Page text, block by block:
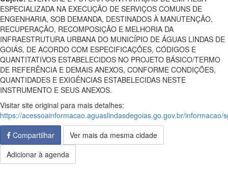
ESPECIALIZADA NA EXECUÇÃO DE SERVIÇOS COMUNS DE
ENGENHARIA, SOB DEMANDA, DESTINADOS À MANUTENÇÃO,
RECUPERAÇÃO, RECOMPOSIÇÃO E MELHORIA DA
INFRAESTRUTURA URBANA DO MUNICÍPIO DE ÁGUAS LINDAS DE
GOIÁS, DE ACORDO COM ESPECIFICAÇÕES, CÓDIGOS E
QUANTITATIVOS ESTABELECIDOS NO PROJETO BÁSICO/TERMO
DE REFERÊNCIA E DEMAIS ANEXOS, CONFORME CONDIÇÕES,
QUANTIDADES E EXIGÊNCIAS ESTABELECIDAS NESTE
INSTRUMENTO E SEUS ANEXOS.
Visitar site original para mais detalhes:
https://acessoainformacao.aguaslindasdegoias.go.gov.br/informacao/
Compartilhar
Ver mais da mesma cidade
Adicionar à agenda